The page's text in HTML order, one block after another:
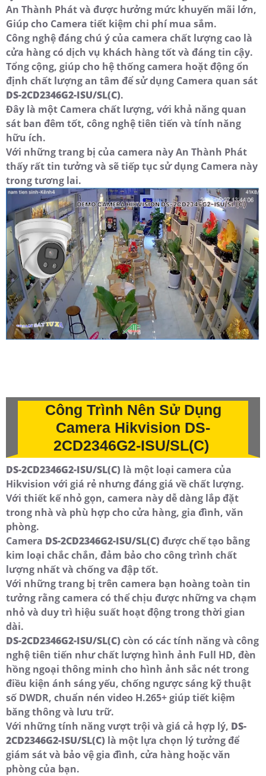
An Thành Phát và được hưởng mức khuyến mãi lớn,
Giúp cho Camera tiết kiệm chi phí mua sắm.
Công nghệ đáng chú ý của camera chất lượng cao là
cửa hàng có dịch vụ khách hàng tốt và đáng tin cậy.
Tổng cộng, giúp cho hệ thống camera hoặt động ổn
định chất lượng an tâm để sử dụng Camera quan sát
DS-2CD2346G2-ISU/SL(C).
Đây là một Camera chất lượng, với khả năng quan
sát ban đêm tốt, công nghệ tiên tiến và tính năng
hữu ích.
Với những trang bị của camera này An Thành Phát
thấy rất tin tưởng và sẽ tiếp tục sử dụng Camera này
trong tương lai.
Công Trình Nên Sử Dụng
Camera Hikvision DS-
2CD2346G2-ISU/SL(C)
DS-2CD2346G2-ISU/SL(C) là một loại camera của
Hikvision với giá rẻ nhưng đáng giá về chất lượng.
Với thiết kế nhỏ gọn, camera này dễ dàng lắp đặt
trong nhà và phù hợp cho cửa hàng, gia đình, văn
phòng.
Camera DS-2CD2346G2-ISU/SL(C) được chế tạo bằng
kim loại chắc chắn, đảm bảo cho công trình chất
lượng nhất và chống va đập tốt.
Với những trang bị trên camera bạn hoàng toàn tin
tưởng rằng camera có thể chịu được những va chạm
nhỏ và duy trì hiệu suất hoạt động trong thời gian
dài.
DS-2CD2346G2-ISU/SL(C) còn có các tính năng và công
nghệ tiên tiến như chất lượng hình ảnh Full HD, đèn
hồng ngoại thông minh cho hình ảnh sắc nét trong
điều kiện ánh sáng yếu, chống ngược sáng kỹ thuật
số DWDR, chuẩn nén video H.265+ giúp tiết kiệm
băng thông và lưu trữ.
Với những tính năng vượt trội và giá cả hợp lý, DS-
2CD2346G2-ISU/SL(C) là một lựa chọn lý tưởng để
giám sát và bảo vệ gia đình, cửa hàng hoặc văn
phòng của bạn.